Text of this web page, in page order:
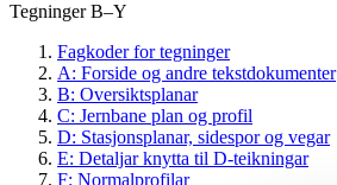
Tegninger B–Y
Fagkoder for tegninger
A: Forside og andre tekstdokumenter
B: Oversiktsplanar
C: Jernbane plan og profil
D: Stasjonsplanar, sidespor og vegar
E: Detaljar knytta til D-teikningar
F: Normalprofilar